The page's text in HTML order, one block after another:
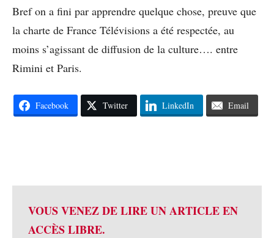
Bref on a fini par apprendre quelque chose, preuve que
la charte de France Télévisions a été respectée, au
moins s’agissant de diffusion de la culture…. entre
Rimini et Paris.
Facebook Twitter LinkedIn Email
VOUS VENEZ DE LIRE UN ARTICLE EN
ACCÈS LIBRE.